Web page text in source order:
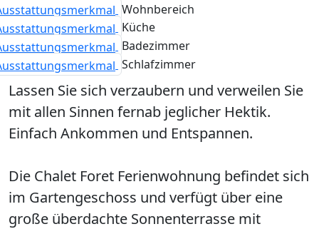
Wohnbereich
Küche
Badezimmer
Schlafzimmer
Lassen Sie sich verzaubern und verweilen Sie
mit allen Sinnen fernab jeglicher Hektik.
Einfach Ankommen und Entspannen.
Die Chalet Foret Ferienwohnung befindet sich
im Gartengeschoss und verfügt über eine
große überdachte Sonnenterrasse mit